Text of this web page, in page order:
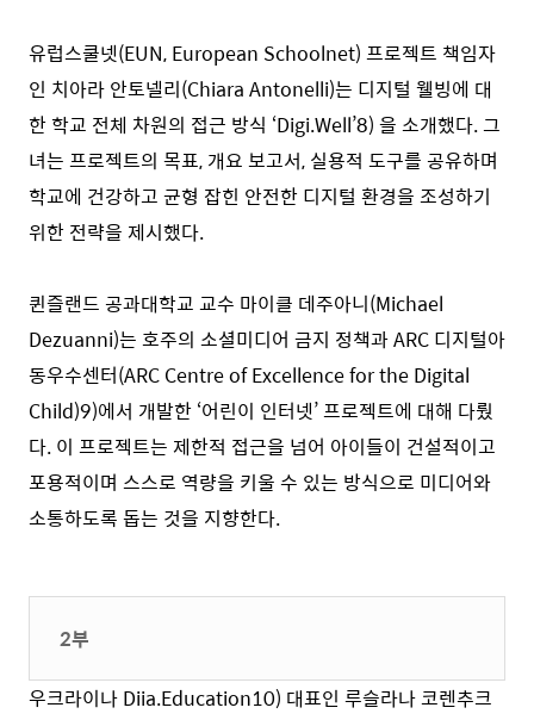
유럽스쿨넷(EUN, European Schoolnet) 프로젝트 책임자
인 치아라 안토넬리(Chiara Antonelli)는 디지털 웰빙에 대
한 학교 전체 차원의 접근 방식 ‘Digi.Well’8) 을 소개했다. 그
녀는 프로젝트의 목표, 개요 보고서, 실용적 도구를 공유하며
학교에 건강하고 균형 잡힌 안전한 디지털 환경을 조성하기
위한 전략을 제시했다.
퀸즐랜드 공과대학교 교수 마이클 데주아니(Michael
Dezuanni)는 호주의 소셜미디어 금지 정책과 ARC 디지털아
동우수센터(ARC Centre of Excellence for the Digital
Child)9)에서 개발한 ‘어린이 인터넷’ 프로젝트에 대해 다뤘
다. 이 프로젝트는 제한적 접근을 넘어 아이들이 건설적이고
포용적이며 스스로 역량을 키울 수 있는 방식으로 미디어와
소통하도록 돕는 것을 지향한다.
2부
우크라이나 Diia.Education10) 대표인 루슬라나 코렌추크